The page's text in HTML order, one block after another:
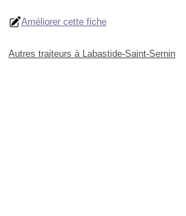
Améliorer cette fiche
Autres traiteurs à Labastide-Saint-Sernin